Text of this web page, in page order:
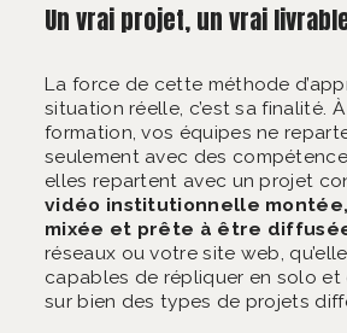
Un vrai projet, un vrai
La force de cette méthode
situation réelle, c’est sa finalité. À
formation, vos équipes ne
seulement avec des
elles repartent avec un projet
vidéo institutionnelle
mixée et prête à être
réseaux ou votre site web,
capables de répliquer en solo et
sur bien des types de projets